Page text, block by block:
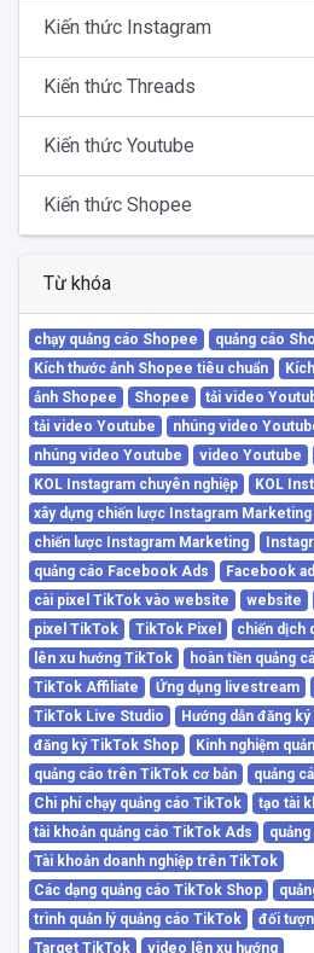
Kiến thức Instagram
Kiến thức Threads
Kiến thức Youtube
Kiến thức Shopee
Từ khóa
chạy quảng cáo Shopee
quảng cáo
Kích thước ảnh Shopee tiêu chuẩn
ảnh Shopee
Shopee
tải video
tải video Youtube
nhúng video
nhúng video Youtube
video Youtube
KOL Instagram chuyên nghiệp
KOL
xây dựng chiến lược Instagram Marketing
chiến lược Instagram Marketing
quảng cáo Facebook Ads
Facebook
cài pixel TikTok vào website
website
pixel TikTok
TikTok Pixel
chiến dịch
lên xu hướng TikTok
hoàn tiền quảng
TikTok Affiliate
Ứng dụng livestream
TikTok Live Studio
Hướng dẫn đăng
đăng ký TikTok Shop
Kinh nghiệm
quảng cáo trên TikTok cơ bản
quảng
Chi phí chạy quảng cáo TikTok
tạo tài
tài khoản quảng cáo TikTok Ads
Tài khoản doanh nghiệp trên TikTok
Các dạng quảng cáo TikTok Shop
trình quản lý quảng cáo TikTok
đối
Target TikTok
video lên xu hướng